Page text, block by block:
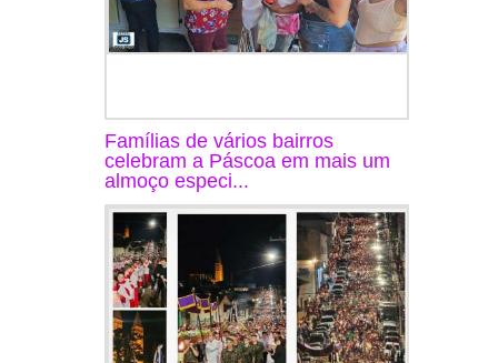
Famílias de vários bairros
celebram a Páscoa em mais um
almoço especi...